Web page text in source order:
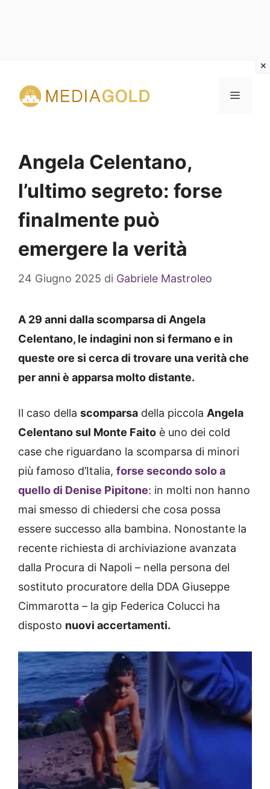
contenuto
MENU
Angela Celentano,
l’ultimo segreto: forse
finalmente può
emergere la verità
24 Giugno 2025 di Gabriele Mastroleo
A 29 anni dalla scomparsa di Angela
Celentano, le indagini non si fermano e in
queste ore si cerca di trovare una verità che
per anni è apparsa molto distante.
Il caso della scomparsa della piccola Angela
Celentano sul Monte Faito è uno dei cold
case che riguardano la scomparsa di minori
più famoso d’Italia, forse secondo solo a
quello di Denise Pipitone: in molti non hanno
mai smesso di chiedersi che cosa possa
essere successo alla bambina. Nonostante la
recente richiesta di archiviazione avanzata
dalla Procura di Napoli – nella persona del
sostituto procuratore della DDA Giuseppe
Cimmarotta – la gip Federica Colucci ha
disposto nuovi accertamenti.